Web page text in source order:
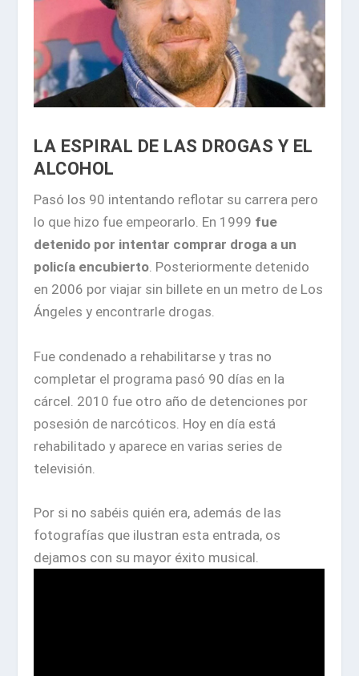
LA ESPIRAL DE LAS DROGAS Y EL
ALCOHOL
Pasó los 90 intentando reflotar su carrera pero
lo que hizo fue empeorarlo. En 1999 fue
detenido por intentar comprar droga a un
policía encubierto. Posteriormente detenido
en 2006 por viajar sin billete en un metro de Los
Ángeles y encontrarle drogas.
Fue condenado a rehabilitarse y tras no
completar el programa pasó 90 días en la
cárcel. 2010 fue otro año de detenciones por
posesión de narcóticos. Hoy en día está
rehabilitado y aparece en varias series de
televisión.
Por si no sabéis quién era, además de las
fotografías que ilustran esta entrada, os
dejamos con su mayor éxito musical.